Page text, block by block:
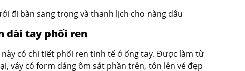
dài tay phối ren
có chi tiết phối ren tinh tế ở ống tay. Được làm từ
váy có form dáng ôm sát phần trên, tôn lên vẻ đẹp